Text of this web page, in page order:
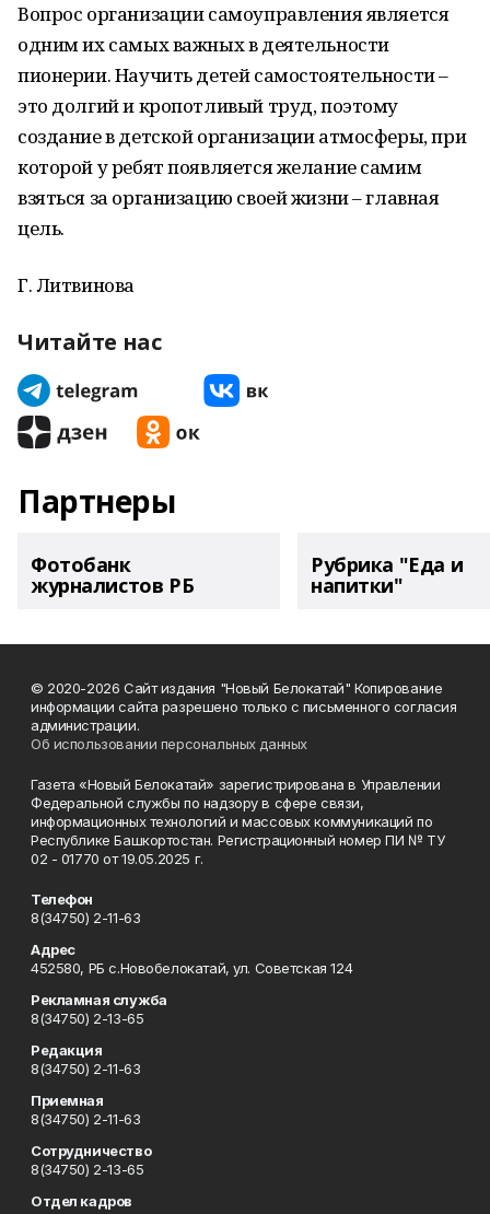
Вопрос организации самоуправления является
одним их самых важных в деятельности
пионерии. Научить детей самостоятельности –
это долгий и кропотливый труд, поэтому
создание в детской организации атмосферы, при
которой у ребят появляется желание самим
взяться за организацию своей жизни – главная
цель.
Г. Литвинова
Читайте нас
Партнеры
Фотобанк
журналистов РБ
Рубрика "Еда и
напитки"
© 2020-2026 Сайт издания "Новый Белокатай" Копирование
информации сайта разрешено только с письменного согласия
администрации.
Об использовании персональных данных
Газета «Новый Белокатай» зарегистрирована в Управлении
Федеральной службы по надзору в сфере связи,
информационных технологий и массовых коммуникаций по
Республике Башкортостан. Регистрационный номер ПИ № ТУ
02 - 01770 от 19.05.2025 г.
Телефон
8(34750) 2-11-63
Адрес
452580, РБ с.Новобелокатай, ул. Советская 124
Рекламная служба
8(34750) 2-13-65
Редакция
8(34750) 2-11-63
Приемная
8(34750) 2-11-63
Сотрудничество
8(34750) 2-13-65
Отдел кадров